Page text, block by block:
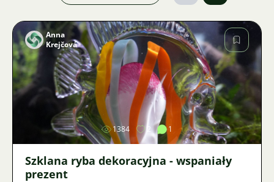
Zdjęcie
Anna
Krejčová
1384 2 1
Szklana ryba dekoracyjna - wspaniały
prezent